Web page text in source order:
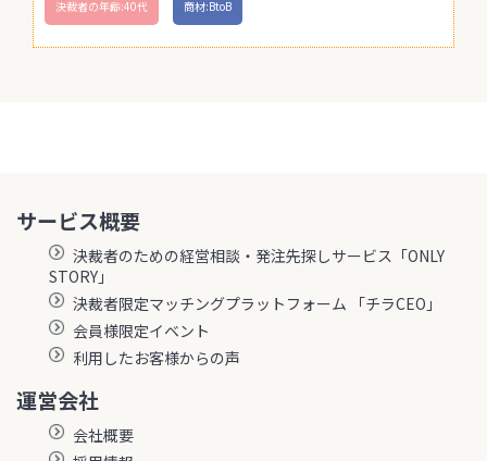
決裁者の年齢:40代 商材:BtoB
サービス概要
決裁者のための経営相談・発注先探しサービス「ONLY
STORY」
決裁者限定マッチングプラットフォーム 「チラCEO」
会員様限定イベント
利用したお客様からの声
運営会社
会社概要